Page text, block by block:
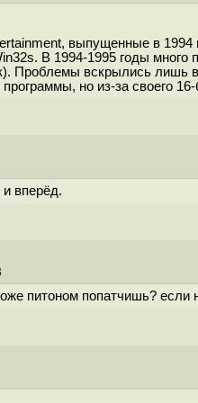
выпущенные в
В 1994-1995 годы
Проблемы вскрылись лишь
но из-за своего 16-
вперёд.
питоном попатчишь? если